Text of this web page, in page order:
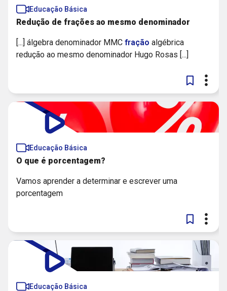
Educação Básica
Redução de frações ao mesmo denominador
[...] álgebra denominador MMC fração algébrica
redução ao mesmo denominador Hugo Rosas [...]
Educação Básica
O que é porcentagem?
Vamos aprender a determinar e escrever uma
porcentagem
Educação Básica